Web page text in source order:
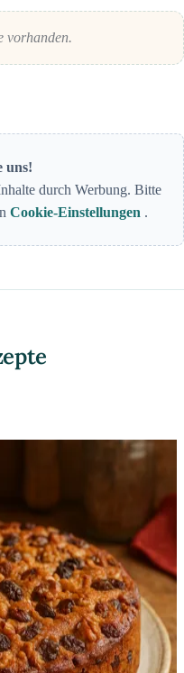
vorhanden.
uns!
durch Werbung. Bitte
Cookie-Einstellungen .